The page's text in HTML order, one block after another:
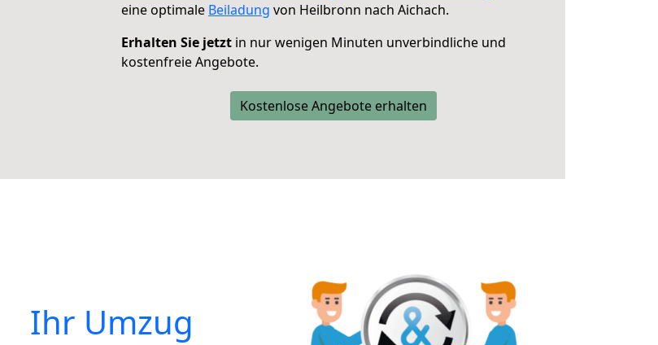
eine optimale Beiladung von Heilbronn nach Aichach.
Erhalten Sie jetzt in nur wenigen Minuten unverbindliche und
kostenfreie Angebote.
Kostenlose Angebote erhalten
Ihr Umzug